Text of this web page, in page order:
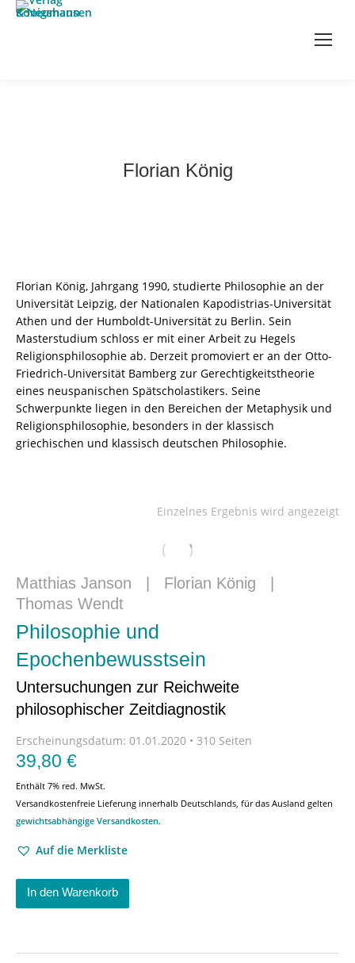
Florian König
Florian König, Jahrgang 1990, studierte Philosophie an der
Universität Leipzig, der Nationalen Kapodistrias-Universität
Athen und der Humboldt-Universität zu Berlin. Sein
Masterstudium schloss er mit einer Arbeit zu Hegels
Religionsphilosophie ab. Derzeit promoviert er an der Otto-
Friedrich-Universität Bamberg zur Gerechtigkeitstheorie
eines neuspanischen Spätscholastikers. Seine
Schwerpunkte liegen in den Bereichen der Metaphysik und
Religionsphilosophie, besonders in der klassisch
griechischen und klassisch deutschen Philosophie.
Einzelnes Ergebnis wird angezeigt
Matthias Janson Florian König
Thomas Wendt
Philosophie und
Epochenbewusstsein
Untersuchungen zur Reichweite
philosophischer Zeitdiagnostik
Erscheinungsdatum: 01.01.2020 • 310 Seiten
39,80 €
Enthält 7% red. MwSt.
Versandkostenfreie Lieferung innerhalb Deutschlands, für das Ausland gelten
gewichtsabhängige Versandkosten.
Auf die Merkliste
In den Warenkorb